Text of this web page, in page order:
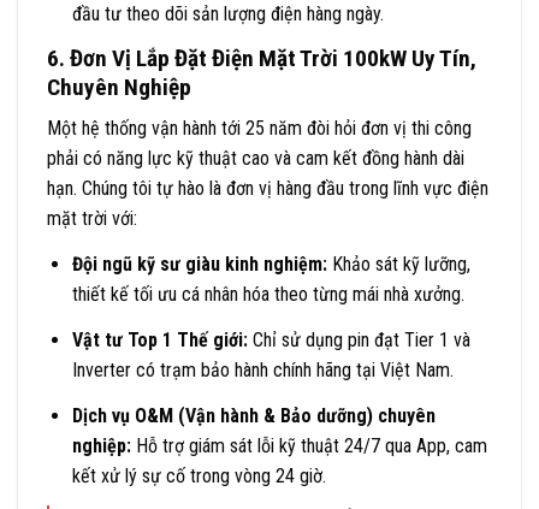
đầu tư theo dõi sản lượng điện hàng ngày.
6. Đơn Vị Lắp Đặt Điện Mặt Trời 100kW Uy Tín,
Chuyên Nghiệp
Một hệ thống vận hành tới 25 năm đòi hỏi đơn vị thi công
phải có năng lực kỹ thuật cao và cam kết đồng hành dài
hạn. Chúng tôi tự hào là đơn vị hàng đầu trong lĩnh vực điện
mặt trời với:
Đội ngũ kỹ sư giàu kinh nghiệm:Khảo sát kỹ lưỡng,
thiết kế tối ưu cá nhân hóa theo từng mái nhà xưởng.
Vật tư Top 1 Thế giới:Chỉ sử dụng pin đạt Tier 1 và
Inverter có trạm bảo hành chính hãng tại Việt Nam.
Dịch vụ O&M (Vận hành & Bảo dưỡng) chuyên
nghiệp:Hỗ trợ giám sát lỗi kỹ thuật 24/7 qua App, cam
kết xử lý sự cố trong vòng 24 giờ.